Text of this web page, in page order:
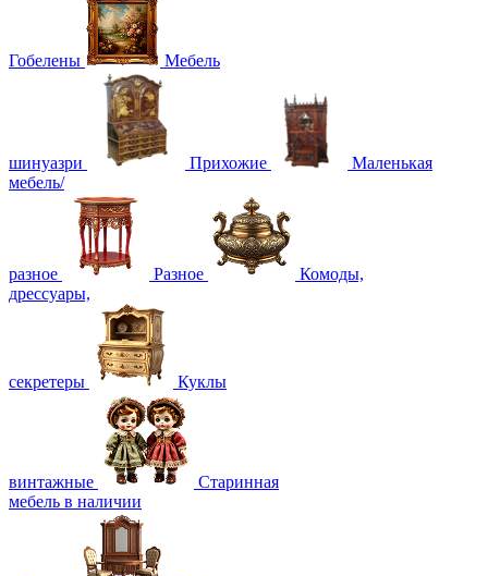
Гобелены Мебель
шинуазри Прихожие
Маленькая
мебель/
разное Разное
Комоды,
дрессуары,
секретеры Куклы
винтажные
Старинная
мебель в наличии